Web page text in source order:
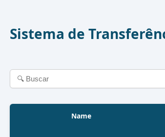
Sistema de
Name